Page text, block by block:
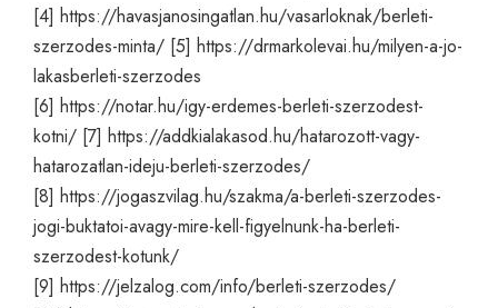
[4] https://havasjanosingatlan.hu/vasarloknak/berleti-
szerzodes-minta/ [5] https://drmarkolevai.hu/milyen-a-jo-
lakasberleti-szerzodes
[6] https://notar.hu/igy-erdemes-berleti-szerzodest-
kotni/ [7] https://addkialakasod.hu/hatarozott-vagy-
hatarozatlan-ideju-berleti-szerzodes/
[8] https://jogaszvilag.hu/szakma/a-berleti-szerzodes-
jogi-buktatoi-avagy-mire-kell-figyelnunk-ha-berleti-
szerzodest-kotunk/
[9] https://jelzalog.com/info/berleti-szerzodes/